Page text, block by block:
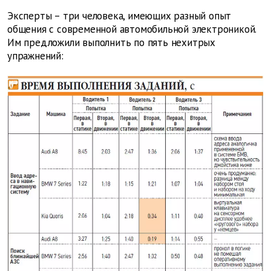
Эксперты – три человека, имеющих разный опыт
общения с современной автомобильной электроникой.
Им предложили выполнить по пять нехитрых
упражнений: